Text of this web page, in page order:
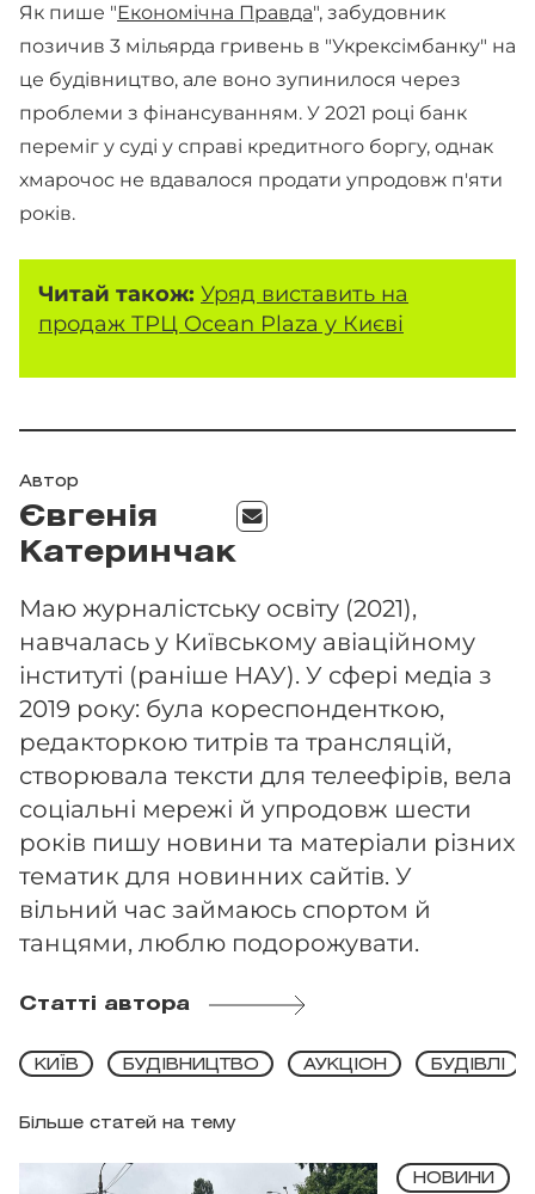
Як пише "Економічна Правда", забудовник
позичив 3 мільярда гривень в "Укрексімбанку" на
це будівництво, але воно зупинилося через
проблеми з фінансуванням. У 2021 році банк
переміг у суді у справі кредитного боргу, однак
хмарочос не вдавалося продати упродовж п'яти
років.
Читай також: Уряд виставить на
продаж ТРЦ Ocean Plaza у Києві
Автор
Євгенія
Катеринчак
Маю журналістську освіту (2021),
навчалась у Київському авіаційному
інституті (раніше НАУ). У сфері медіа з
2019 року: була кореспонденткою,
редакторкою титрів та трансляцій,
створювала тексти для телеефірів, вела
соціальні мережі й упродовж шести
років пишу новини та матеріали різних
тематик для новинних сайтів. У
вільний час займаюсь спортом й
танцями, люблю подорожувати.
Статті автора
Більше статей на тему
КИЇВ БУДІВНИЦТВО АУКЦІОН БУДІВЛІ
НОВИНИ